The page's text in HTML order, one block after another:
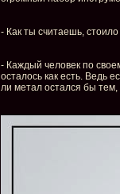
- Как ты считаешь,
- Каждый человек по
осталось как есть. Ведь
ли метал остался бы тем,